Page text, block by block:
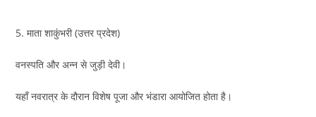
5. माता शाकुंभरी (उत्तर प्रदेश)
वनस्पति और अन्न से जुड़ी देवी।
यहाँ नवरात्र के दौरान विशेष पूजा और भंडारा आयोजित होता है।